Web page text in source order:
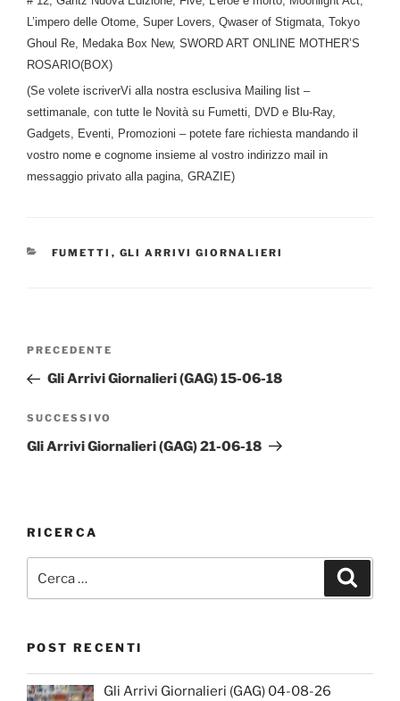
L’impero delle Otome, Super Lovers, Qwaser of Stigmata, Tokyo
Ghoul Re, Medaka Box New, SWORD ART ONLINE MOTHER’S
ROSARIO(BOX)
(Se volete iscriverVi alla nostra esclusiva Mailing list –
settimanale, con tutte le Novità su Fumetti, DVD e Blu-Ray,
Gadgets, Eventi, Promozioni – potete fare richiesta mandando il
vostro nome e cognome insieme al vostro indirizzo mail in
messaggio privato alla pagina, GRAZIE)
CATEGORIE
FUMETTI , GLI ARRIVI GIORNALIERI
Navigazione
Articolo
precedente:
PRECEDENTE
Gli Arrivi Giornalieri (GAG) 15-06-18
Articolo
successivo
SUCCESSIVO
Gli Arrivi Giornalieri (GAG) 21-06-18
RICERCA
POST RECENTI
Gli Arrivi Giornalieri (GAG) 04-08-26